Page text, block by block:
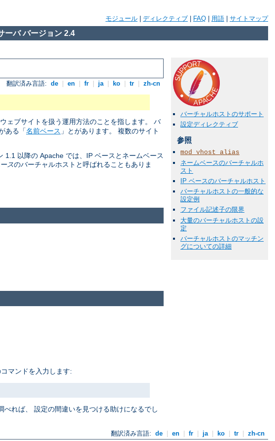
モジュール ディレクティブ FAQ 用語 サイトマップ
ーバ バージョン 2.4
翻訳済み言語: de en fr ja ko tr zh-cn
ェブサイトを扱う運用方法のことを指します。 バ
ある「名前ベース 」とがあります。 複数のサイト
1.1 以降の Apache では、IP ベースとネームベース
スのバーチャルホストと呼ばれることもありま
バーチャルホストのサポート
設定ディレクティブ
参照
mod_vhost_alias
ネームベースのバーチャルホ
スト
IP ベースのバーチャルホスト
バーチャルホストの一般的な
設定例
ファイル記述子の限界
大量のバーチャルホストの設
定
バーチャルホストのマッチン
グについての詳細
マンドを入力します:
れば、 設定の間違いを見つける助けになるでし
翻訳済み言語: de en fr ja ko tr
zh-cn